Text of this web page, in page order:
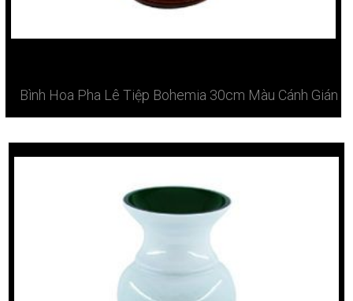
Bình Hoa Pha Lê Tiệp Bohemia 30cm Màu Cánh Gián